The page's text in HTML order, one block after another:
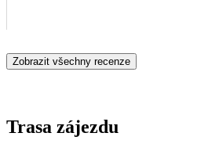
Zobrazit všechny recenze
Trasa zájezdu